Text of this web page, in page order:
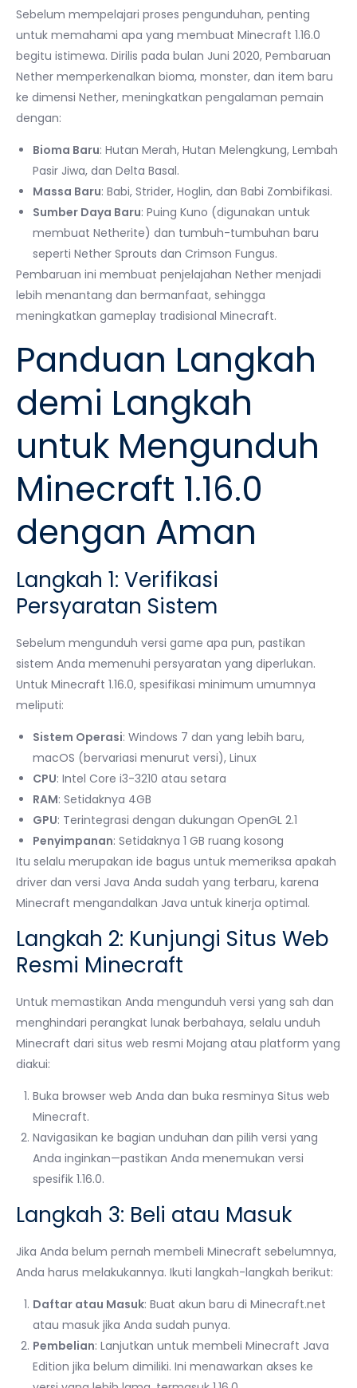
Sebelum mempelajari proses pengunduhan, penting
untuk memahami apa yang membuat Minecraft 1.16.0
begitu istimewa. Dirilis pada bulan Juni 2020, Pembaruan
Nether memperkenalkan bioma, monster, dan item baru
ke dimensi Nether, meningkatkan pengalaman pemain
dengan:
Bioma Baru: Hutan Merah, Hutan Melengkung, Lembah
Pasir Jiwa, dan Delta Basal.
Massa Baru: Babi, Strider, Hoglin, dan Babi Zombifikasi.
Sumber Daya Baru: Puing Kuno (digunakan untuk
membuat Netherite) dan tumbuh-tumbuhan baru
seperti Nether Sprouts dan Crimson Fungus.
Pembaruan ini membuat penjelajahan Nether menjadi
lebih menantang dan bermanfaat, sehingga
meningkatkan gameplay tradisional Minecraft.
Panduan Langkah
demi Langkah
untuk Mengunduh
Minecraft 1.16.0
dengan Aman
Langkah 1: Verifikasi
Persyaratan Sistem
Sebelum mengunduh versi game apa pun, pastikan
sistem Anda memenuhi persyaratan yang diperlukan.
Untuk Minecraft 1.16.0, spesifikasi minimum umumnya
meliputi:
Sistem Operasi: Windows 7 dan yang lebih baru,
macOS (bervariasi menurut versi), Linux
CPU: Intel Core i3-3210 atau setara
RAM: Setidaknya 4GB
GPU: Terintegrasi dengan dukungan OpenGL 2.1
Penyimpanan: Setidaknya 1 GB ruang kosong
Itu selalu merupakan ide bagus untuk memeriksa apakah
driver dan versi Java Anda sudah yang terbaru, karena
Minecraft mengandalkan Java untuk kinerja optimal.
Langkah 2: Kunjungi Situs Web
Resmi Minecraft
Untuk memastikan Anda mengunduh versi yang sah dan
menghindari perangkat lunak berbahaya, selalu unduh
Minecraft dari situs web resmi Mojang atau platform yang
diakui:
Buka browser web Anda dan buka resminya Situs web
Minecraft.
Navigasikan ke bagian unduhan dan pilih versi yang
Anda inginkan—pastikan Anda menemukan versi
spesifik 1.16.0.
Langkah 3: Beli atau Masuk
Jika Anda belum pernah membeli Minecraft sebelumnya,
Anda harus melakukannya. Ikuti langkah-langkah berikut:
Daftar atau Masuk: Buat akun baru di Minecraft.net
atau masuk jika Anda sudah punya.
Pembelian: Lanjutkan untuk membeli Minecraft Java
Edition jika belum dimiliki. Ini menawarkan akses ke